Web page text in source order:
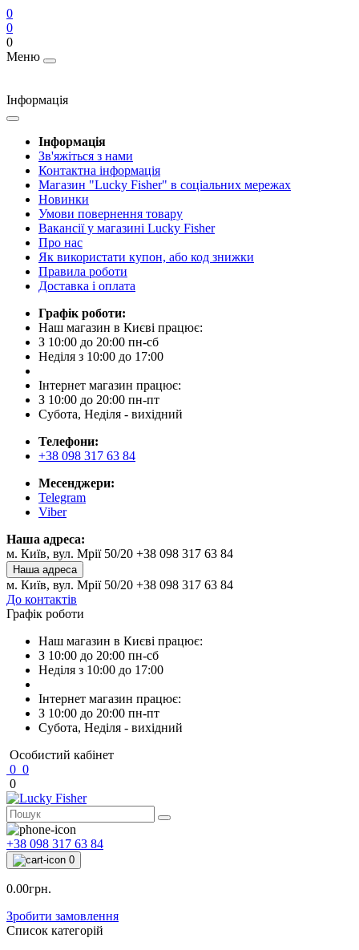
0
0
0
Меню
Інформація
Інформація
Зв'яжіться з нами
Контактна інформація
Магазин "Lucky Fisher" в соціальних мережах
Новинки
Умови повернення товару
Вакансії у магазині Lucky Fisher
Про нас
Як використати купон, або код знижки
Правила роботи
Доставка і оплата
Графік роботи:
Наш магазин в Києві працює:
З 10:00 до 20:00 пн-сб
Неділя з 10:00 до 17:00
Інтернет магазин працює:
З 10:00 до 20:00 пн-пт
Субота, Неділя - вихідний
Телефони:
+38 098 317 63 84
Месенджери:
Telegram
Viber
Наша адреса:
м. Київ, вул. Мрії 50/20 +38 098 317 63 84
Наша адреса
м. Київ, вул. Мрії 50/20 +38 098 317 63 84
До контактів
Графік роботи
Наш магазин в Києві працює:
З 10:00 до 20:00 пн-сб
Неділя з 10:00 до 17:00
Інтернет магазин працює:
З 10:00 до 20:00 пн-пт
Субота, Неділя - вихідний
Особистий кабінет
0 0
0
+38 098 317 63 84
0
0.00грн.
Зробити замовлення
Список категорій